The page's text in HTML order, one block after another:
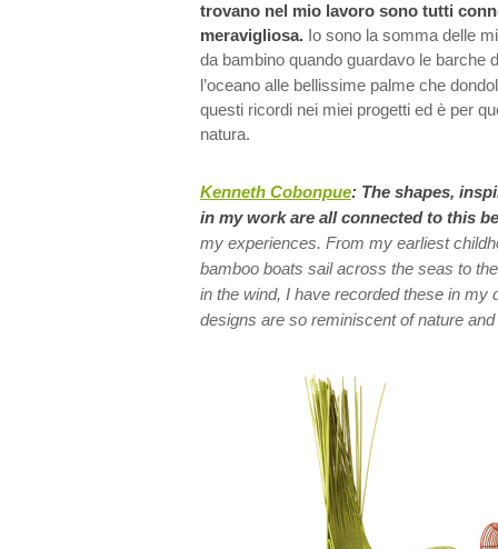
trovano nel mio lavoro sono tutti
meravigliosa. Io sono la somma delle
da bambino quando guardavo le barche
l’oceano alle bellissime palme che
questi ricordi nei miei progetti ed è per
natura.
Kenneth Cobonpue: The shapes,
in my work are all connected to this
my experiences. From my earliest
bamboo boats sail across the seas to
in the wind, I have recorded these in my
designs are so reminiscent of nature